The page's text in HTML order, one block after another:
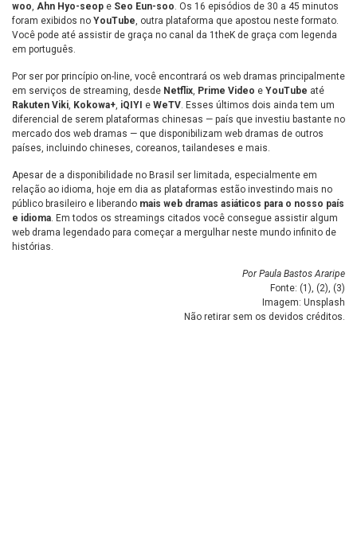
woo Ahn Hyo-seop e Seo Eun-soo . Os 16 episódios de 30 a 45 minutos
foram exibidos no YouTube , outra plataforma que apostou neste formato.
Você pode até assistir de graça no canal da 1theK de graça com legenda
em português.
Por ser por princípio on-line, você encontrará os web dramas principalmente
em serviços de streaming, desde Netflix Prime Video e YouTube até
Rakuten Viki Kokowa+ iQIYI e WeTV . Esses últimos dois ainda tem um
diferencial de serem plataformas chinesas — país que investiu bastante no
mercado dos web dramas — que disponibilizam web dramas de outros
países, incluindo chineses, coreanos, tailandeses e mais.
Apesar de a disponibilidade no Brasil ser limitada, especialmente em
relação ao idioma, hoje em dia as plataformas estão investindo mais no
público brasileiro e liberando mais web dramas asiáticos para o nosso país
e idioma . Em todos os streamings citados você consegue assistir algum
web drama legendado para começar a mergulhar neste mundo infinito de
histórias.
Por Paula Bastos Araripe
Fonte: (1 ), (2), (3)
Imagem: Unsplash
Não retirar sem os devidos créditos.